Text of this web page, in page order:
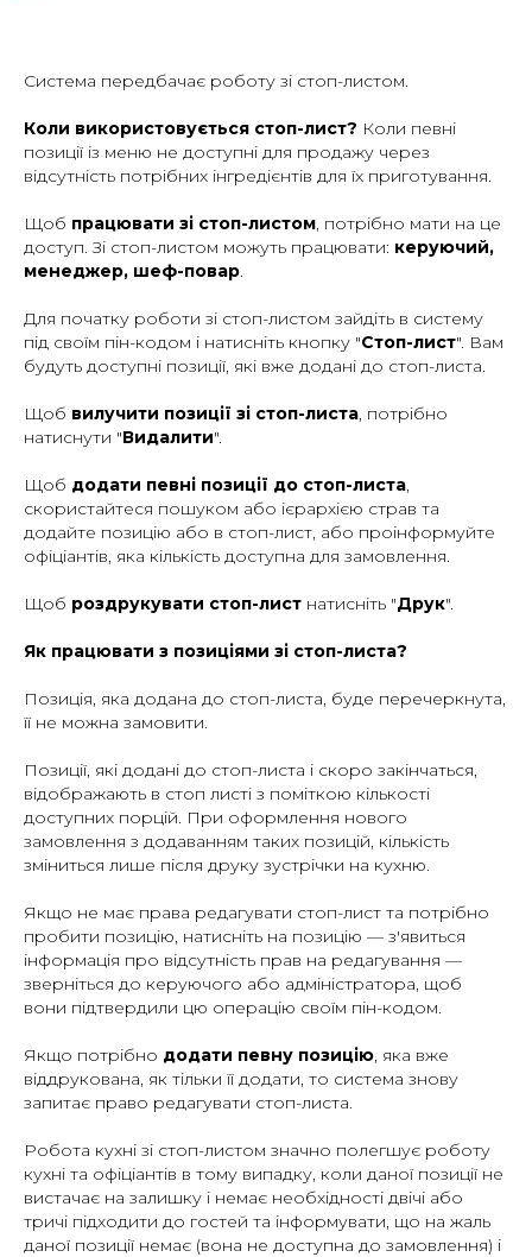
Cистема передбачає роботу зі стоп-листом.
Коли використовується стоп-лист? Коли певні
позиції із меню не доступні для продажу через
відсутність потрібних інгредієнтів для їх приготування.
Щоб працювати зі стоп-листом, потрібно мати на це
доступ. Зі стоп-листом можуть працювати: керуючий,
менеджер, шеф-повар.
Для початку роботи зі стоп-листом зайдіть в систему
під своїм пін-кодом і натисніть кнопку "Стоп-лист". Вам
будуть доступні позиції, які вже додані до стоп-листа.
Щоб вилучити позиції зі стоп-листа, потрібно
натиснути "Видалити".
Щоб додати певні позиції до стоп-листа,
скористайтеся пошуком або ієрархією страв та
додайте позицію або в стоп-лист, або проінформуйте
офіціантів, яка кількість доступна для замовлення.
Щоб роздрукувати стоп-лист натисніть "Друк".
Як працювати з позиціями зі стоп-листа?
Позиція, яка додана до стоп-листа, буде перечеркнута,
її не можна замовити.
Позиції, які додані до стоп-листа і скоро закінчаться,
відображають в стоп листі з поміткою кількості
доступних порцій. При оформлення нового
замовлення з додаванням таких позицій, кількість
зміниться лише після друку зустрічки на кухню.
Якщо не має права редагувати стоп-лист та потрібно
пробити позицію, натисніть на позицію — з'явиться
інформація про відсутність прав на редагування —
зверніться до керуючого або адміністратора, щоб
вони підтвердили цю операцію своїм пін-кодом.
Якщо потрібно додати певну позицію, яка вже
віддрукована, як тільки її додати, то система знову
запитає право редагувати стоп-листа.
Робота кухні зі стоп-листом значно полегшує роботу
кухні та офіціантів в тому випадку, коли даної позиції не
вистачає на залишку і немає необхідності двічі або
тричі підходити до гостей та інформувати, що на жаль
даної позиції немає (вона не доступна до замовлення) і